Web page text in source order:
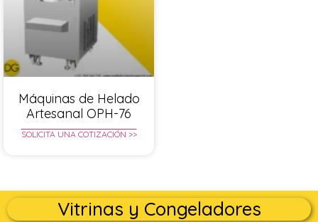
Máquinas de Helado
Artesanal OPH-76
SOLICITA UNA COTIZACIÓN >>
Vitrinas y Congeladores